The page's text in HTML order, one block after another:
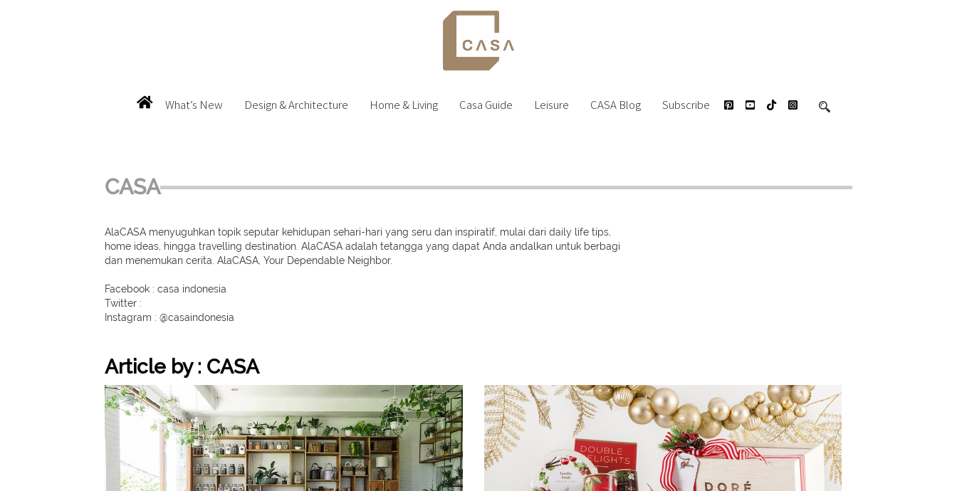
What’s New Design & Architecture Home & Living Casa Guide Leisure CASA Blog Subscribe
CASA
AlaCASA menyuguhkan topik seputar kehidupan sehari-hari yang seru dan inspiratif, mulai dari daily life tips,
home ideas, hingga travelling destination. AlaCASA adalah tetangga yang dapat Anda andalkan untuk berbagi
dan menemukan cerita. AlaCASA, Your Dependable Neighbor.
Facebook : casa indonesia
Twitter :
Instagram : @casaindonesia
Article by : CASA